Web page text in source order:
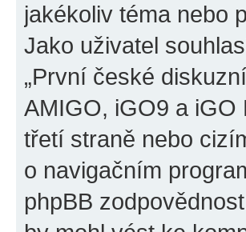
jakékoliv téma nebo
Jako uživatel
„První české
AMIGO, iGO9 a iGO
třetí straně nebo
o navigačním
phpBB